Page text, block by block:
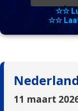
☆☆
☆☆
11 maart